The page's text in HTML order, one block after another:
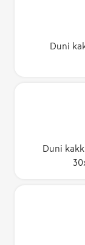
Duni
Duni